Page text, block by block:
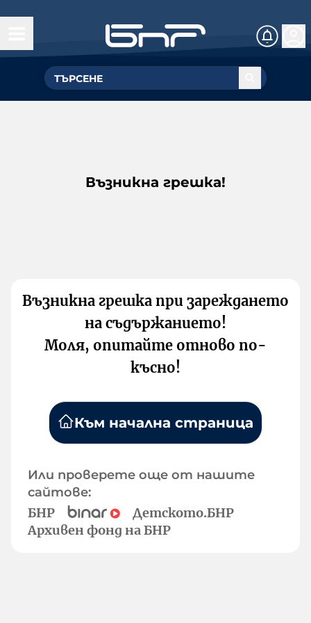
Възникна грешка!
Възникна грешка при зареждането
на съдържанието!
Моля, опитайте отново по-
късно!
Към начална страница
Или проверете още от нашите
сайтове:
БНР
Детското.БНР
Архивен фонд на БНР